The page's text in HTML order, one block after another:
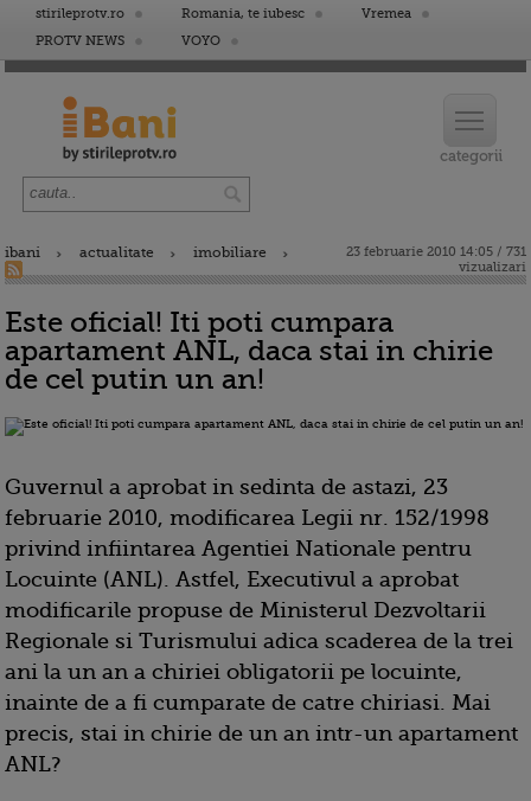
stirileprotv.ro Romania, te iubesc
Vremea
PROTV NEWS
VOYO
ibani actualitate imobiliare
23 februarie 2010 14:05 / 731
vizualizari
Este oficial! Iti poti cumpara
apartament ANL, daca stai in chirie
de cel putin un an!
Guvernul a aprobat in sedinta de astazi, 23
februarie 2010, modificarea Legii nr. 152/1998
privind infiintarea Agentiei Nationale pentru
Locuinte (ANL). Astfel, Executivul a aprobat
modificarile propuse de Ministerul Dezvoltarii
Regionale si Turismului adica scaderea de la trei
ani la un an a chiriei obligatorii pe locuinte,
inainte de a fi cumparate de catre chiriasi. Mai
precis, stai in chirie de un an intr-un apartament
ANL?